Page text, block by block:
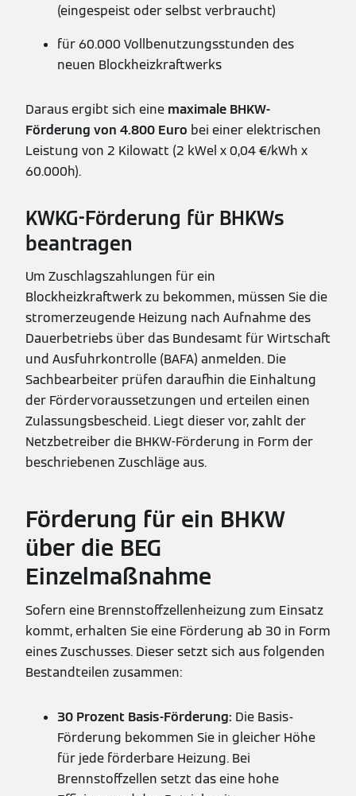
(eingespeist oder selbst verbraucht)
für 60.000 Vollbenutzungsstunden des
neuen Blockheizkraftwerks
Daraus ergibt sich eine maximale BHKW-
Förderung von 4.800 Euro bei einer elektrischen
Leistung von 2 Kilowatt (2 kWel x 0,04 €/kWh x
60.000h).
KWKG-Förderung für BHKWs
beantragen
Um Zuschlagszahlungen für ein
Blockheizkraftwerk zu bekommen, müssen Sie die
stromerzeugende Heizung nach Aufnahme des
Dauerbetriebs über das Bundesamt für Wirtschaft
und Ausfuhrkontrolle (BAFA) anmelden. Die
Sachbearbeiter prüfen daraufhin die Einhaltung
der Fördervoraussetzungen und erteilen einen
Zulassungsbescheid. Liegt dieser vor, zahlt der
Netzbetreiber die BHKW-Förderung in Form der
beschriebenen Zuschläge aus.
Förderung für ein BHKW
über die BEG
Einzelmaßnahme
Sofern eine Brennstoffzellenheizung zum Einsatz
kommt, erhalten Sie eine Förderung ab 30 in Form
eines Zuschusses. Dieser setzt sich aus folgenden
Bestandteilen zusammen:
30 Prozent Basis-Förderung: Die Basis-
Förderung bekommen Sie in gleicher Höhe
für jede förderbare Heizung. Bei
Brennstoffzellen setzt das eine hohe